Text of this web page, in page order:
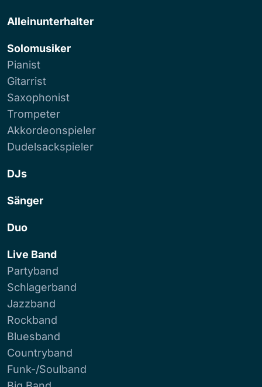
Alleinunterhalter
Solomusiker
Pianist
Gitarrist
Saxophonist
Trompeter
Akkordeonspieler
Dudelsackspieler
DJs
Sänger
Duo
Live Band
Partyband
Schlagerband
Jazzband
Rockband
Bluesband
Countryband
Funk-/Soulband